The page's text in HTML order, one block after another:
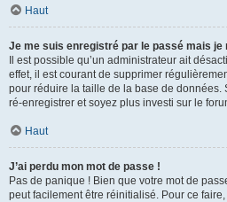
Haut
Je me suis enregistré par le passé mais je
Il est possible qu’un administrateur ait
effet, il est courant de supprimer
pour réduire la taille de la base de données.
ré-enregistrer et soyez plus investi sur le
Haut
J’ai perdu mon mot de passe !
Pas de panique ! Bien que votre mot de
peut facilement être réinitialisé. Pour ce